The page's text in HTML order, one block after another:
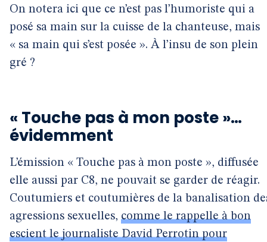
On notera ici que ce n’est pas l’humoriste qui a
posé sa main sur la cuisse de la chanteuse, mais
« sa main qui s’est posée ». À l’insu de son plein
gré ?
« Touche pas à mon poste »…
évidemment
L’émission « Touche pas à mon poste », diffusée
elle aussi par C8, ne pouvait se garder de réagir.
Coutumiers et coutumières de la banalisation
agressions sexuelles, comme le rappelle à bon
escient le journaliste David Perrotin pour